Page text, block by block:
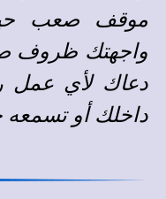
موقف صعب
واجهتك ظروف
دعاك لأي
داخلك أو تسمعه